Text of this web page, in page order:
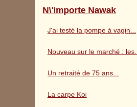
N\'importe Nawak
J'ai testé la pompe à vagin...
Nouveau sur le marché : les...
Un retraité de 75 ans...
La carpe Koi